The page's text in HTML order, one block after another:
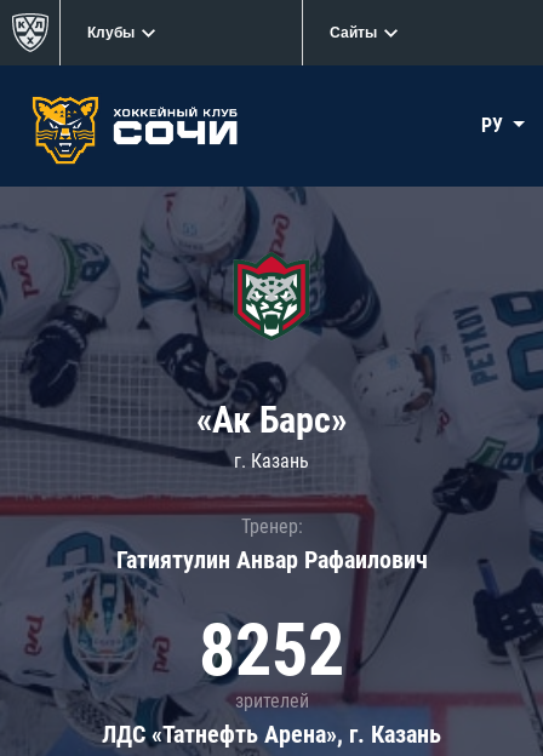
Клубы Сайты
РУ
«Ак Барс»
г. Казань
Тренер:
Гатиятулин Анвар Рафаилович
8252
зрителей
ЛДС «Татнефть Арена», г. Казань